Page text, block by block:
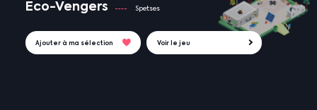
Eco-Vengers Spetses
Ajouter à ma sélection Voir le jeu